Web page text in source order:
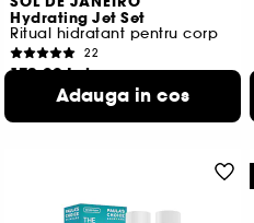
Hydrating Jet Set
Ritual hidratant pentru corp
22
172,00 Lei
101,18 Lei /100ml
Adauga in cos